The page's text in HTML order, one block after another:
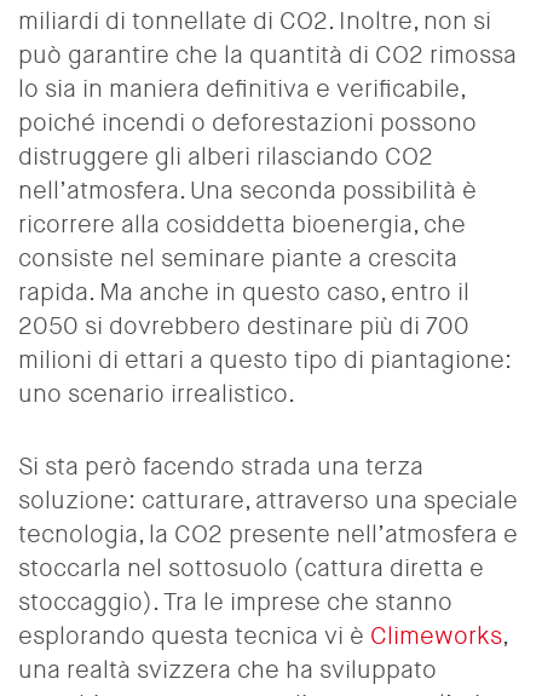
miliardi di tonnellate di CO2. Inoltre, non si
può garantire che la quantità di CO2 rimossa
lo sia in maniera definitiva e verificabile,
poiché incendi o deforestazioni possono
distruggere gli alberi rilasciando CO2
nell’atmosfera. Una seconda possibilità è
ricorrere alla cosiddetta bioenergia, che
consiste nel seminare piante a crescita
rapida. Ma anche in questo caso, entro il
2050 si dovrebbero destinare più di 700
milioni di ettari a questo tipo di piantagione:
uno scenario irrealistico.
Si sta però facendo strada una terza
soluzione: catturare, attraverso una speciale
tecnologia, la CO2 presente nell’atmosfera e
stoccarla nel sottosuolo (cattura diretta e
stoccaggio). Tra le imprese che stanno
esplorando questa tecnica vi è Climeworks,
una realtà svizzera che ha sviluppato